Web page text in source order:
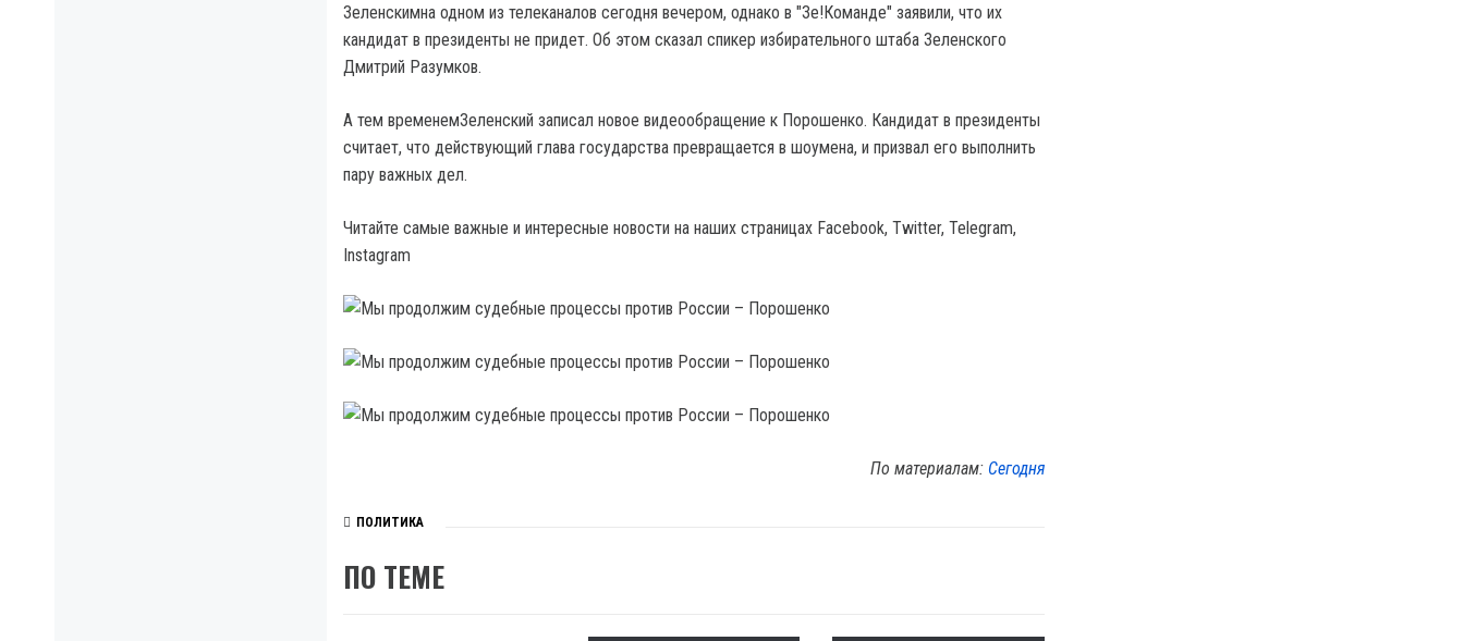
Зеленскимна одном из телеканалов сегодня вечером, однако в "Зе!Команде" заявили, что их
кандидат в президенты не придет. Об этом сказал спикер избирательного штаба Зеленского
Дмитрий Разумков.
А тем временемЗеленский записал новое видеообращение к Порошенко. Кандидат в президенты
считает, что действующий глава государства превращается в шоумена, и призвал его выполнить
пару важных дел.
Читайте самые важные и интересные новости на наших страницах Facebook, Twitter, Telegram,
Instagram
По материалам: Сегодня
ПОЛИТИКА
ПО ТЕМЕ